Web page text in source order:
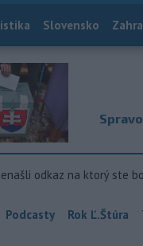
Slovensko
odkaz na ktorý ste
Podcasty Rok Ľ.Štúra